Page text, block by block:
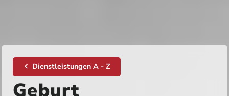
Dienstleistungen A - Z
Geburt